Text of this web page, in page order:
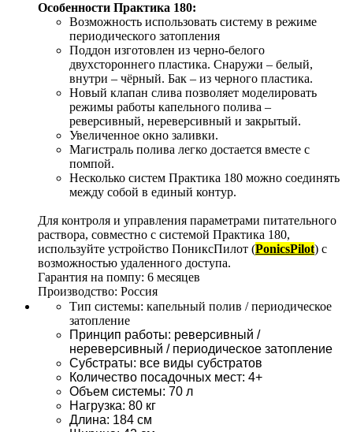
Особенности Практика 180:
Возможность использовать систему в режиме
периодического затопления
Поддон изготовлен из черно-белого
двухстороннего пластика. Снаружи – белый,
внутри – чёрный. Бак – из черного пластика.
Новый клапан слива позволяет моделировать
режимы работы капельного полива –
реверсивный, нереверсивный и закрытый.
Увеличенное окно заливки.
Магистраль полива легко достается вместе с
помпой.
Несколько систем Практика 180 можно соединять
между собой в единый контур.
Для контроля и управления параметрами питательного
раствора, совместно с системой Практика 180,
используйте устройство ПониксПилот (PonicsPilot) с
возможностью удаленного доступа.
Гарантия на помпу: 6 месяцев
Производство: Россия
Тип системы: капельный полив / периодическое
затопление
Принцип работы: реверсивный /
нереверсивный / периодическое затопление
Субстраты: все виды субстратов
Количество посадочных мест: 4+
Объем системы: 70 л
Нагрузка: 80 кг
Длина: 184 см